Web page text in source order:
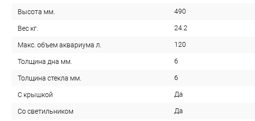
Высота мм. 490
Вес кг. 24.2
Макс. объем аквариума л. 120
Толщина дна мм. 6
Толщина стекла мм. 6
С крышкой Да
Со светильником Да